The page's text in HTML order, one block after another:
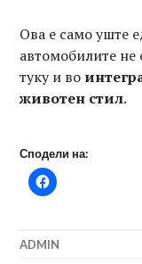
Ова е само уште
автомобилите не
туку и во
животен стил.
Сподели на:
ADMIN